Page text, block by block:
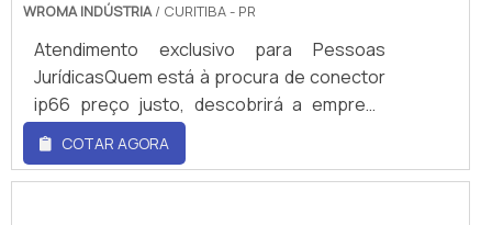
WROMA INDÚSTRIA/ CURITIBA - PR
Atendimento exclusivo para Pessoas
JurídicasQuem está à procura de conector
ip66 preço justo, descobrirá a empresa
líder do mercado. Realizando uma cotação
no marketplace Soluções Industriais e
conhecendo a melhor referência em
COTAR AGORA